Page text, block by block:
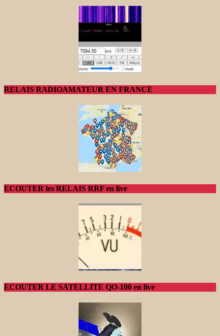
RELAIS RADIOAMATEUR EN FRANCE
ECOUTER les RELAIS RRF en live
ECOUTER LE SATELLITE QO-100 en live